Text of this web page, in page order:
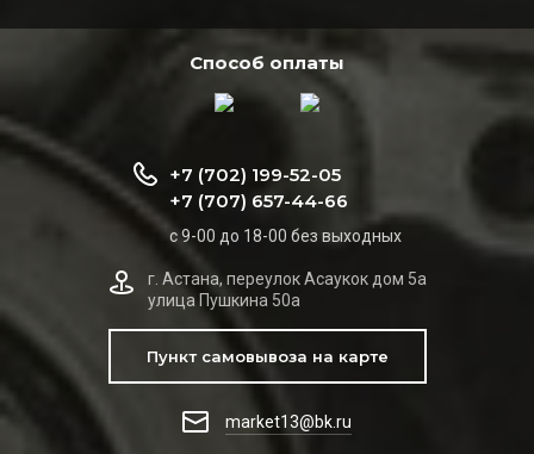
Способ оплаты
+7 (702) 199-52-05
+7 (707) 657-44-66
с 9-00 до 18-00 без выходных
г. Астана, переулок Асаукок дом 5а
улица Пушкина 50а
Пункт самовывоза на карте
market13@bk.ru